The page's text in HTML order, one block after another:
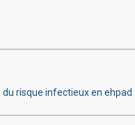
risque infectieux en ehpad